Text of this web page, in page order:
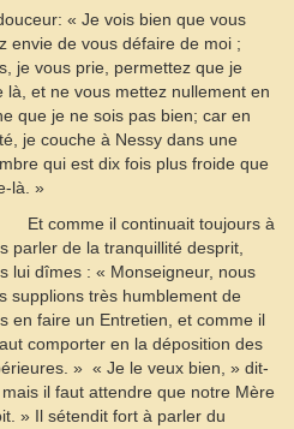
« Je vois bien que vous
envie de vous défaire de moi ;
je vous prie, permettez que je
là, et ne vous mettez nullement en
que je ne sois pas bien; car en
je couche à Nessy dans une
qui est dix fois plus froide que
là. »
Et comme il continuait toujours à
parler de la tranquillité desprit,
lui dîmes : « Monseigneur, nous
supplions très humblement de
en faire un Entretien, et comme il
comporter en la déposition des
»  « Je le veux bien, » dit-
mais il faut attendre que notre Mère
» Il sétendit fort à parler du